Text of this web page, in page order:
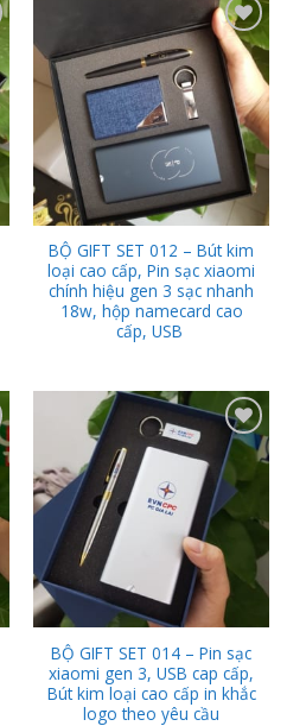
Add to
Wishlist
BỘ GIFT SET 012 – Bút kim
loại cao cấp, Pin sạc xiaomi
chính hiệu gen 3 sạc nhanh
18w, hộp namecard cao
cấp, USB
Add to
Wishlist
BỘ GIFT SET 014 – Pin sạc
xiaomi gen 3, USB cap cấp,
Bút kim loại cao cấp in khắc
logo theo yêu cầu